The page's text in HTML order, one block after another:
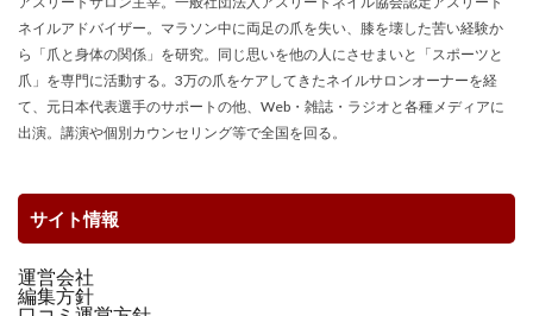
ネイルアドバイザー。マラソン中に両足の爪を失い、膝を壊した苦い経験か
ら「爪と身体の関係」を研究。同じ思いを他の人にさせまいと「スポーツと
爪」を専門に活動する。3万の爪をケアしてきたネイルサロンオーナーを経
て、元日本代表選手のサポートの他、Web・雑誌・ラジオと各種メディアに
出演。講演や個別カウンセリング等で全国を回る。
サイト情報
運営会社
編集方針